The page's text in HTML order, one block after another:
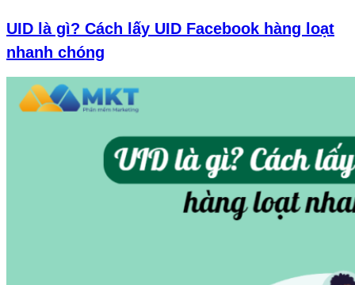
UID là gì? Cách lấy UID Facebook hàng loạt
nhanh chóng